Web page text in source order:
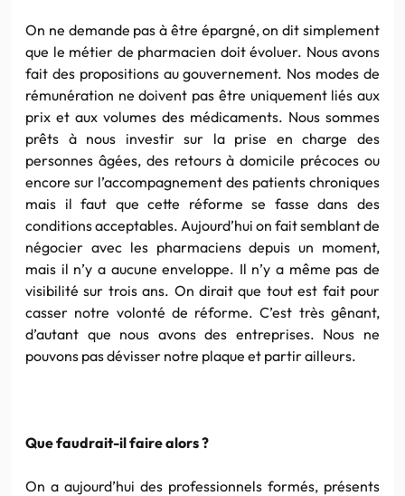
On ne demande pas à être épargné, on dit simplement
que le métier de pharmacien doit évoluer. Nous avons
fait des propositions au gouvernement. Nos modes de
rémunération ne doivent pas être uniquement liés aux
prix et aux volumes des médicaments. Nous sommes
prêts à nous investir sur la prise en charge des
personnes âgées, des retours à domicile précoces ou
encore sur l’accompagnement des patients chroniques
mais il faut que cette réforme se fasse dans des
conditions acceptables. Aujourd’hui on fait semblant de
négocier avec les pharmaciens depuis un moment,
mais il n’y a aucune enveloppe. Il n’y a même pas de
visibilité sur trois ans. On dirait que tout est fait pour
casser notre volonté de réforme. C’est très gênant,
d’autant que nous avons des entreprises. Nous ne
pouvons pas dévisser notre plaque et partir ailleurs.
Que faudrait-il faire alors ?
On a aujourd’hui des professionnels formés, présents